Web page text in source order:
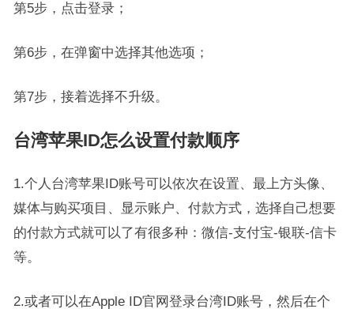
第5步，点击登录；
第6步，在弹窗中选择其他选项；
第7步，接着选择不升级。
台湾苹果ID怎么设置付款顺序
1.个人台湾苹果ID账号可以依次在设置、最上方头像、
媒体与购买项目、显示账户、付款方式，选择自己想要
的付款方式就可以了有很多种：微信-支付宝-银联-信卡
等。
2.或者可以在Apple ID官网登录台湾ID账号，然后在个